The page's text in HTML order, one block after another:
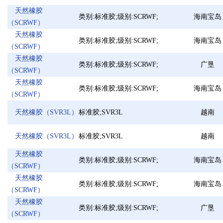
葡萄糖酸钠
甲酸钠 磷酸二氢钾
冰
过硫酸铵 EDTA四钠
碳
三乙二醇
一水葡萄糖 环丁砜
醋
无水亚硫酸钠 硅藻土
过
1.4二氧六环
椰壳活性炭 五氯化磷
氢
三乙二醇丁醚 反渗透阻垢剂
间二甲苯
二价酸酯MDBE 十二烷基苯磺酸钠
三聚磷酸钠 亚磷酸
二
异氟尔酮
醋酸乙烯(VAM) 丙烯酸羟丙酯
亚
硫酸铝
甲酸钾
四氢吡咯
硫氢化钠 异辛酸
甲
1,4-丁二醇
不防水蜂窝活性炭
三羟甲基丙烷
除磷剂 邻氯氯苄
硫
氧化钙（生石灰）
五水偏硅酸钠 二甲基二硫
甲
四甲基乙二胺
二氯异氰尿酸钠 二丙酮醇 邻
二正丁胺
邻苯二甲酸二辛酯
（DOP)
二价酸酯DBE 甲
异辛醇/辛醇 一乙胺
乙二醇二醋酸酯
EGDA
氟
天然橡胶
（SCRWF）
类别:标准胶;级别:SCRWF; 海南宝岛
天然橡胶
（SCRWF）
类别:标准胶;级别:SCRWF; 海南宝岛
天然橡胶
（SCRWF）
类别:标准胶;级别:SCRWF; 广垦
天然橡胶
（SCRWF）
类别:标准胶;级别:SCRWF; 海南宝岛
天然橡胶（SVR3L） 标准胶;SVR3L 越南
天然橡胶（SVR3L） 标准胶;SVR3L 越南
天然橡胶
（SCRWF）
类别:标准胶;级别:SCRWF; 海南宝岛
天然橡胶
（SCRWF）
类别:标准胶;级别:SCRWF; 海南宝岛
天然橡胶
（SCRWF）
类别:标准胶;级别:SCRWF; 广垦